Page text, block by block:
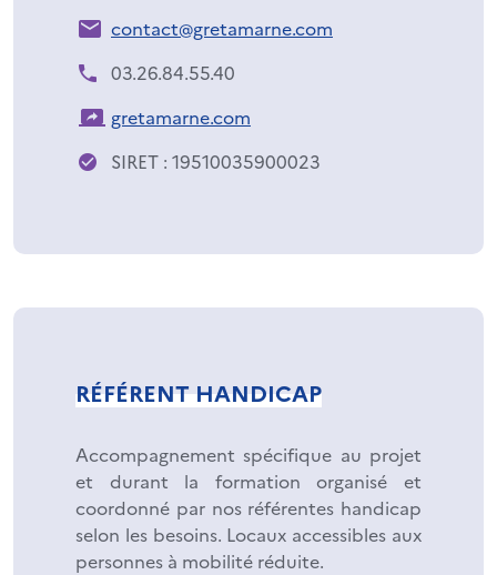
contact@gretamarne.com
03.26.84.55.40
gretamarne.com
SIRET : 19510035900023
RÉFÉRENT HANDICAP
Accompagnement spécifique au projet
et durant la formation organisé et
coordonné par nos référentes handicap
selon les besoins. Locaux accessibles aux
personnes à mobilité réduite.